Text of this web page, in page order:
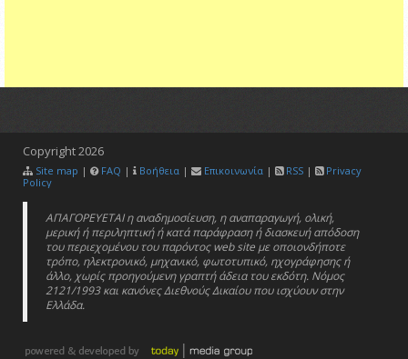
Copyright2026
Site map | FAQ | Βοήθεια | Επικοινωνία | RSS |
Privacy
Policy
ΑΠΑΓΟΡΕΥΕΤΑΙ η αναδημοσίευση, η αναπαραγωγή, ολική,
μερική ή περιληπτική ή κατά παράφραση ή διασκευή απόδοση
του περιεχομένου του παρόντος web site με οποιονδήποτε
τρόπο, ηλεκτρονικό, μηχανικό, φωτοτυπικό, ηχογράφησης ή
άλλο, χωρίς προηγούμενη γραπτή άδεια του εκδότη. Νόμος
2121/1993 και κανόνες Διεθνούς Δικαίου που ισχύουν στην
Ελλάδα.